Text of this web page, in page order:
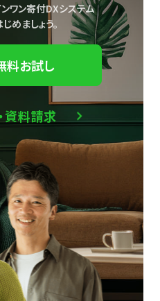
ワン寄付DXシステム
めましょう。
料お試し
資料請求